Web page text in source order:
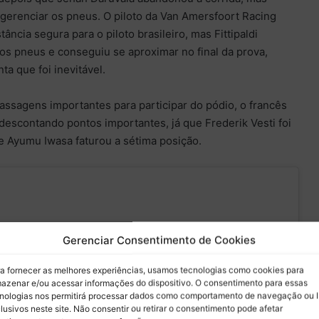
Gerenciar Consentimento de Cookies
fornecer as melhores experiências, usamos tecnologias como cookies para
e/ou acessar informações do dispositivo. O consentimento para essas
nos permitirá processar dados como comportamento de navegação ou
neste site. Não consentir ou retirar o consentimento pode afetar
os pneus. O piloto da Van Amersfoort Racing
segura para o piloto brasileiro, mas Fittipaldi
pneus e conseguiu se aproximar no final da prova,
que foi inevitável.
importantes para participar do pódio, o francês
pontos importantes, já que Frederik Vesti foi
Ayumu Iwasa faturou a sétima posição.
— Formula 2
(@Formula2)
para aceitar os cookies marketing e